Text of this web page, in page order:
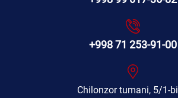
+998 71 253-91-00
Chilonzor tumani, 5/1-